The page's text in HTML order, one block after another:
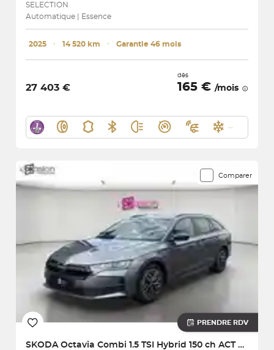
SELECTION
Automatique | Essence
2025 ･ 14 520 km ･ Garantie 46 mois
27 403 €
dès
165 € /mois
Comparer
PRENDRE RDV
SKODA Octavia Combi 1.5 TSI Hybrid 150 ch ACT DSG7